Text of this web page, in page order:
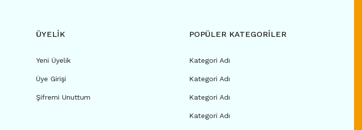
ÜYELİK
Yeni Üyelik
Üye Girişi
Şifremi Unuttum
POPÜLER KATEGORİLER
Kategori Adı
Kategori Adı
Kategori Adı
Kategori Adı